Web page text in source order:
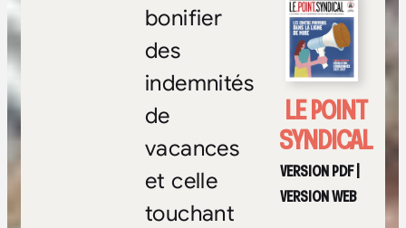
LE POINT
SYNDICAL
VERSION PDF|
VERSION WEB
bonifier
des
indemnités
de
vacances
et celle
touchant